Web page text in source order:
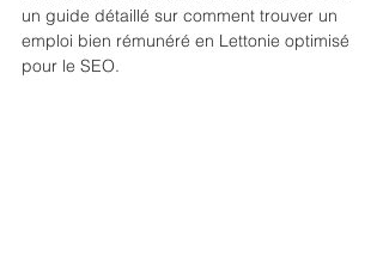
un guide détaillé sur comment trouver un
emploi bien rémunéré en Lettonie optimisé
pour le SEO.